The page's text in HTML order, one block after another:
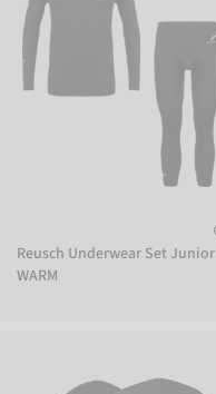
Reusch Underwear Set Junior
WARM